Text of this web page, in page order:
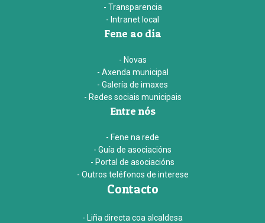
- Transparencia
- Intranet local
Fene ao día
- Novas
- Axenda municipal
- Galería de imaxes
- Redes sociais municipais
Entre nós
- Fene na rede
- Guía de asociacións
- Portal de asociacións
- Outros teléfonos de interese
Contacto
- Liña directa coa alcaldesa